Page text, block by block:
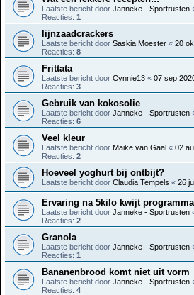
Laatste bericht door Janneke - Sportrusten
Reacties: 1
lijnzaadcrackers
Laatste bericht door Saskia Moester « 20
Reacties: 8
Frittata
Laatste bericht door Cynnie13 « 07 sep
Reacties: 3
Gebruik van kokosolie
Laatste bericht door Janneke - Sportrusten
Reacties: 6
Veel kleur
Laatste bericht door Maike van Gaal « 02
Reacties: 2
Hoeveel yoghurt bij ontbijt?
Laatste bericht door Claudia Tempels « 26
Ervaring na 5kilo kwijt programma
Laatste bericht door Janneke - Sportrusten
Reacties: 2
Granola
Laatste bericht door Janneke - Sportrusten
Reacties: 1
Bananenbrood komt niet uit vorm
Laatste bericht door Janneke - Sportrusten
Reacties: 4